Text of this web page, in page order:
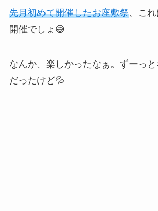
先月初めて開催したお座敷祭、これ
開催でしょ😅
なんか、楽しかったなぁ。ずーっ
だったけど💦